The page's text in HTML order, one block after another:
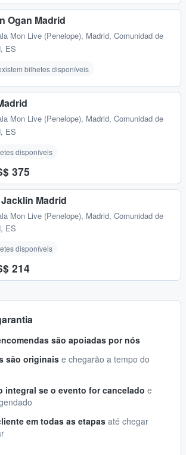
Ogan Madrid
Mon Live (Penelope), Madrid, Comunidad de
ES
bilhetes disponíveis
Mon Live (Penelope), Madrid, Comunidad de
ES
disponíveis
375
Madrid
Mon Live (Penelope), Madrid, Comunidad de
ES
disponíveis
214
são apoiadas por nós
são originaise chegarão a tempo do
integral se o evento for cancelado e
em todas as etapas até chegar